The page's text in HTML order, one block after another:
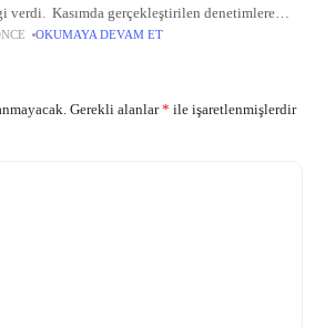
Kasımda gerçekleştirilen denetimlere
değerlendirmede bulundu: "1-30 Kasım
ÖNCE OKUMAYA DEVAM ET
Gerekli alanlar* ile işaretlenmişlerdir